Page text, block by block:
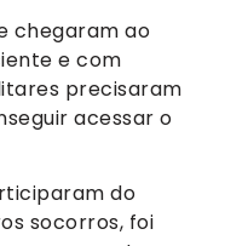
chegaram ao
e com
precisaram
acessar o
do
socorros, foi